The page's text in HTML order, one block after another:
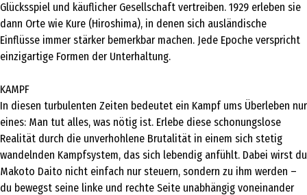
Glücksspiel und käuflicher Gesellschaft vertreiben. 1929 erleben sie
dann Orte wie Kure (Hiroshima), in denen sich ausländische
Einflüsse immer stärker bemerkbar machen. Jede Epoche verspricht
einzigartige Formen der Unterhaltung.
KAMPF
In diesen turbulenten Zeiten bedeutet ein Kampf ums Überleben nur
eines: Man tut alles, was nötig ist. Erlebe diese schonungslose
Realität durch die unverhohlene Brutalität in einem sich stetig
wandelnden Kampfsystem, das sich lebendig anfühlt. Dabei wirst du
Makoto Daito nicht einfach nur steuern, sondern zu ihm werden –
du bewegst seine linke und rechte Seite unabhängig voneinander